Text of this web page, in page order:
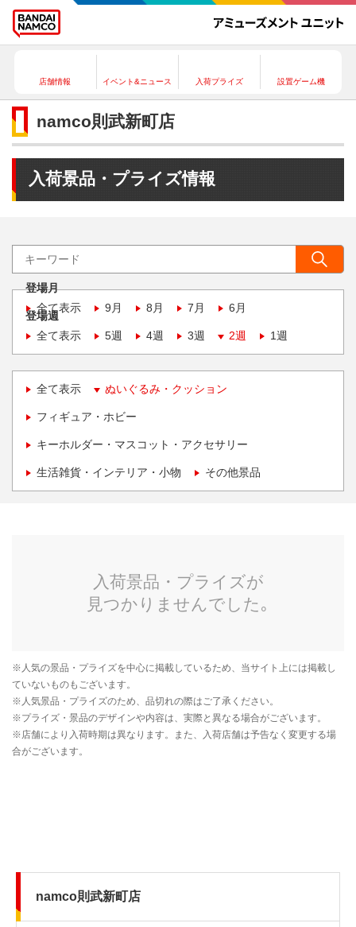
店舗情報 イベント&ニュース 入荷プライズ 設置ゲーム機
namco則武新町店
入荷景品・プライズ情報
登場月
全て表示
9月 8月 7月 6月
登場週
全て表示
5週 4週 3週 2週 1週
全て表示 ぬいぐるみ・クッション
フィギュア・ホビー
キーホルダー・マスコット・アクセサリー
生活雑貨・インテリア・小物 その他景品
namco則武新町店